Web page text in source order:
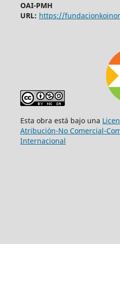
OAI-PMH
URL: https://
Esta obra está bajo una
Atribución-No Comercial-
Internacional